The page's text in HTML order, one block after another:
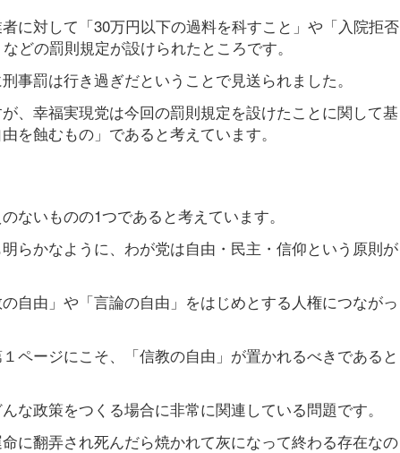
に対して「30万円以下の過料を科すこと」や「入院拒否
どの罰則規定が設けられたところです。
事罰は行き過ぎだということで見送られました。
、幸福実現党は今回の罰則規定を設けたことに関して基
を蝕むもの」であると考えています。
ないものの1つであると考えています。
らかなように、わが党は自由・民主・信仰という原則が
自由」や「言論の自由」をはじめとする人権につながっ
ページにこそ、「信教の自由」が置かれるべきであると
な政策をつくる場合に非常に関連している問題です。
に翻弄され死んだら焼かれて灰になって終わる存在なの